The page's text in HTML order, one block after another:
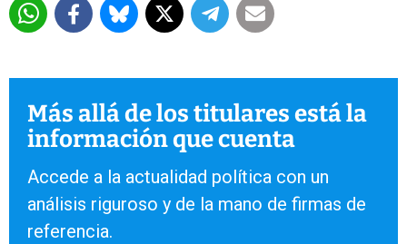
Más allá de los titulares está la
información que cuenta
Accede a la actualidad política con un
análisis riguroso y de la mano de firmas de
referencia.